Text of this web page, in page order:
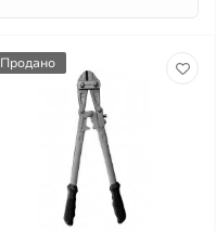
Продано